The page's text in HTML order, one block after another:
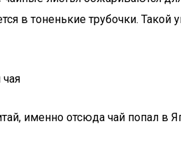
в тоненькие трубочки.
именно отсюда чай попал